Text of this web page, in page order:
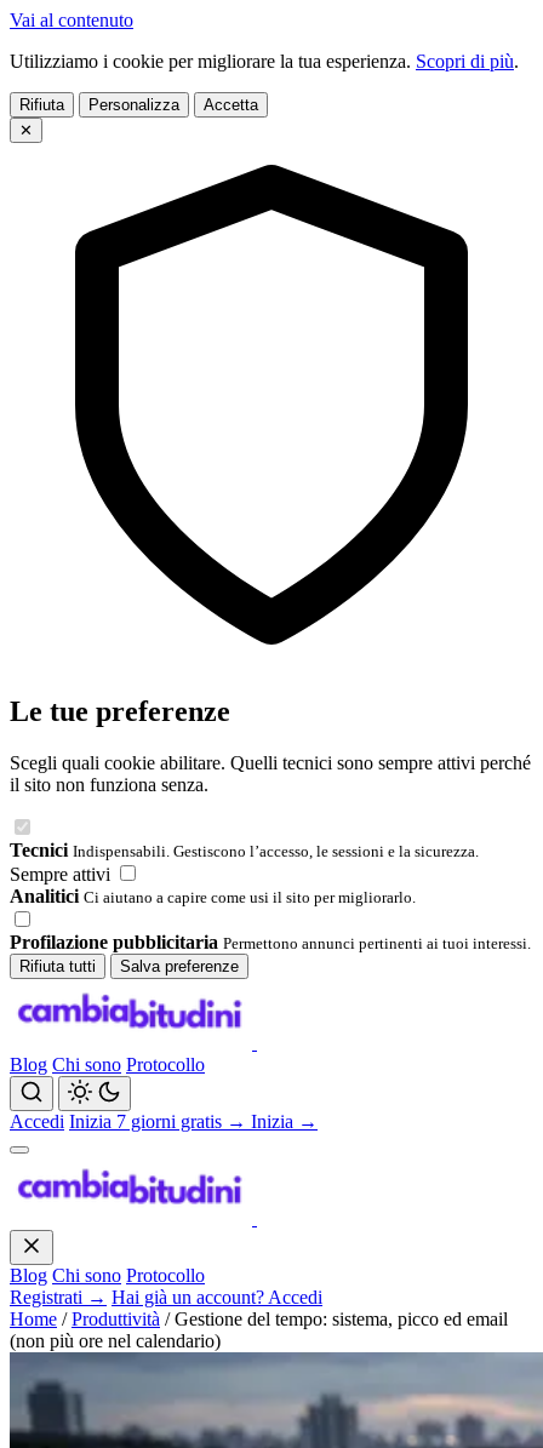
Vai al contenuto
Utilizziamo i cookie per migliorare la tua esperienza. Scopri di più.
Rifiuta Personalizza
Accetta
✕
Le tue preferenze
Scegli quali cookie abilitare. Quelli tecnici sono sempre attivi perché
il sito non funziona senza.
Tecnici Indispensabili. Gestiscono l’accesso, le sessioni e la sicurezza.
Sempre attivi
Analitici Ci aiutano a capire come usi il sito per migliorarlo.
Profilazione pubblicitaria Permettono annunci pertinenti ai tuoi interessi.
Rifiuta tutti
Salva preferenze
Blog Chi sono Protocollo
Accedi Inizia 7 giorni gratis → Inizia →
Blog Chi sono Protocollo
Registrati → Hai già un account? Accedi
Home / Produttività / Gestione del tempo: sistema, picco ed email
(non più ore nel calendario)